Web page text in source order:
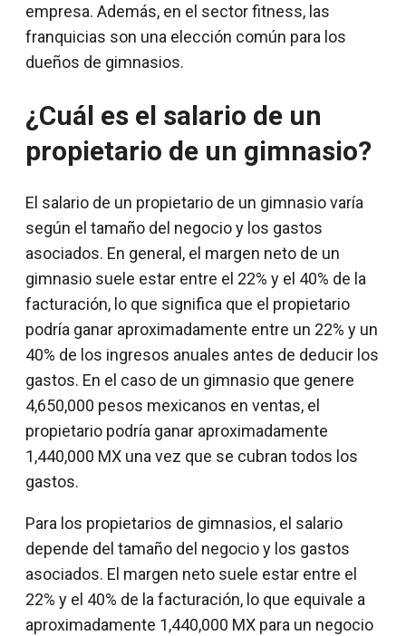
empresa. Además, en el sector fitness, las
franquicias son una elección común para los
dueños de gimnasios.
¿Cuál es el salario de un
propietario de un gimnasio?
El salario de un propietario de un gimnasio varía
según el tamaño del negocio y los gastos
asociados. En general, el margen neto de un
gimnasio suele estar entre el 22% y el 40% de la
facturación, lo que significa que el propietario
podría ganar aproximadamente entre un 22% y un
40% de los ingresos anuales antes de deducir los
gastos. En el caso de un gimnasio que genere
4,650,000 pesos mexicanos en ventas, el
propietario podría ganar aproximadamente
1,440,000 MX una vez que se cubran todos los
gastos.
Para los propietarios de gimnasios, el salario
depende del tamaño del negocio y los gastos
asociados. El margen neto suele estar entre el
22% y el 40% de la facturación, lo que equivale a
aproximadamente 1,440,000 MX para un negocio